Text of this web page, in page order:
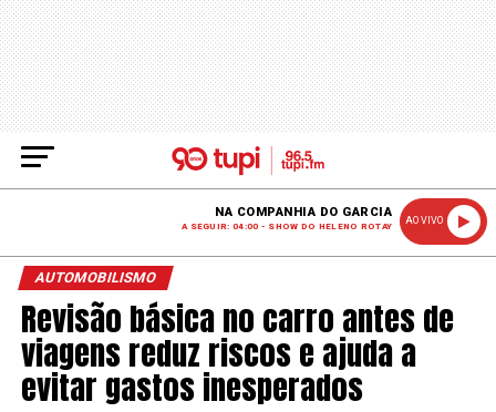
NA COMPANHIA DO GARCIA
A SEGUIR: 04:00 - SHOW DO HELENO ROTAY
AO VIVO
AUTOMOBILISMO
Revisão básica no carro antes de
viagens reduz riscos e ajuda a
evitar gastos inesperados